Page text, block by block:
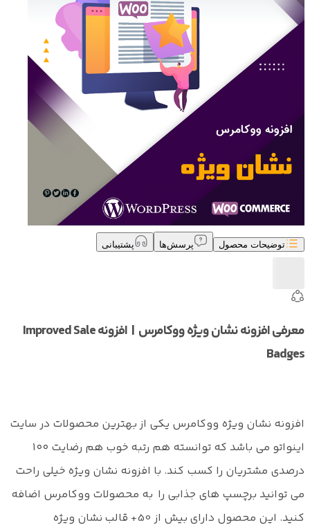
توضیحات محصول پرسش‌ها پشتیبانی
معرفی افزونه نشان ویژه ووکامرس | افزونه Improved Sale
Badges
افزونه نشان ویژه ووکامرس یکی از بهترین محصولات در سایت
اینواتو می باشد که توانسته هم رتبه خوب هم رضایت ۱۰۰
درصدی مشتریان را کسب کند. با افزونه نشان ویژه خیلی راحت
می توانید برچسپ های جذابی را به محصولات ووکامرس اضافه
کنید. این محصول دارای بیش از 50+ قالب نشان ویژه